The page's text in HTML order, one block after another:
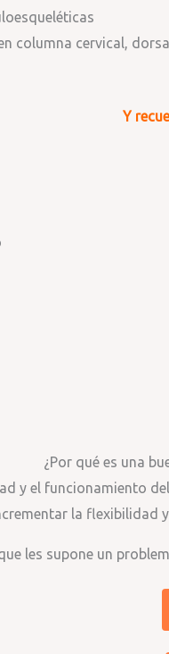
columna cervical,
Y
¿Por qué es una
y el funcionamiento
la flexibilidad
les supone un